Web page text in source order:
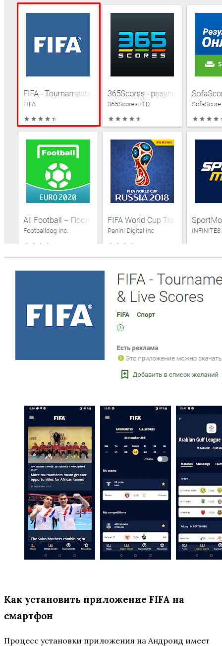
Как установить приложение FIFA на
смартфон
Процесс установки приложения на Андроид имеет